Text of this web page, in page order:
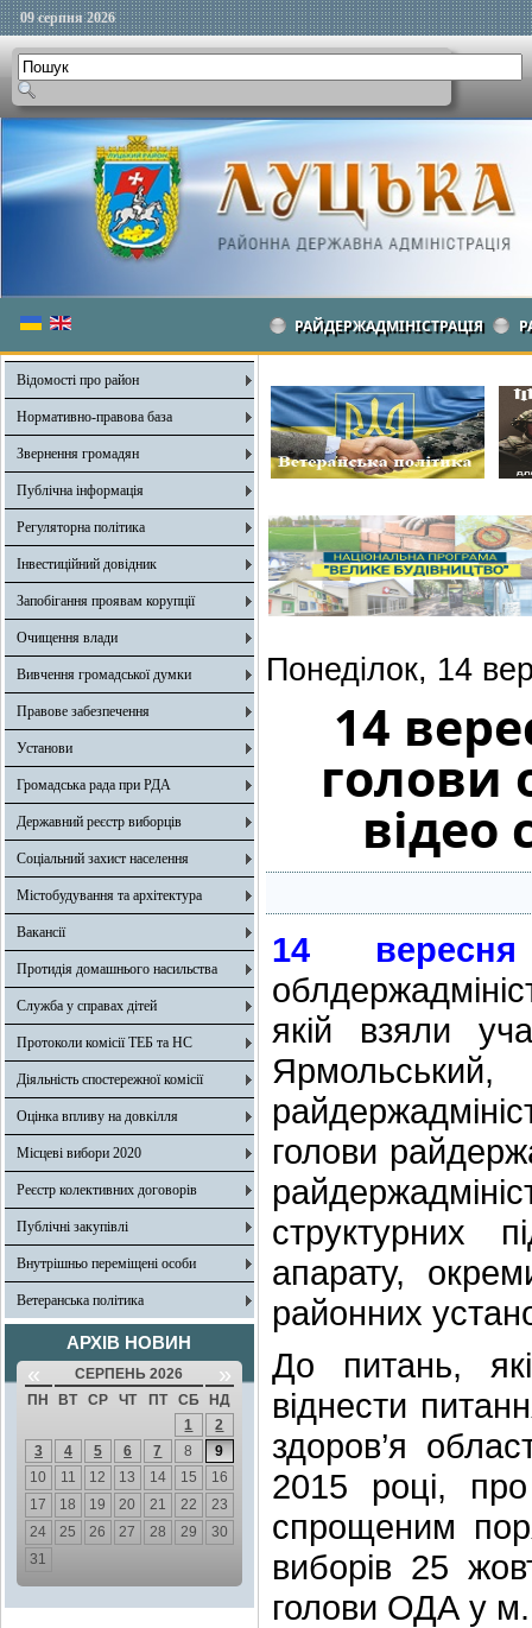
09 серпня 2026
РАЙДЕРЖАДМІНІСТРАЦІЯ
Відомості про район
Нормативно-правова база
Звернення громадян
Публічна інформація
Регуляторна політика
Інвестиційний довідник
Запобігання проявам корупції
Очищення влади
Вивчення громадської думки
Правове забезпечення
Установи
Громадська рада при РДА
Державний реєстр виборців
Соціальний захист населення
Містобудування та архітектура
Вакансії
Протидія домашнього насильства
Служба у справах дітей
Протоколи комісії ТЕБ та НС
Діяльність спостережної комісії
Оцінка впливу на довкілля
Місцеві вибори 2020
Реєстр колективних договорів
Публічні закупівлі
Внутрішньо переміщені особи
Ветеранська політика
АРХІВ НОВИН
« СЕРПЕНЬ 2026 »
ПН ВТ СР ЧТ ПТ СБ
НД
1
2
3
4 5 6 7 8
9
10
11 12 13 14 15
16
17
18 19 20 21 22
23
24
25 26 27 28 29
30
31
Понеділок, 14
14
голови
відео
14 вересня
якій взяли
голови
структурних
апарату,
районних
До питань,
віднести
здоров’я
2015 році,
спрощеним
виборів 25
голови ОДА у